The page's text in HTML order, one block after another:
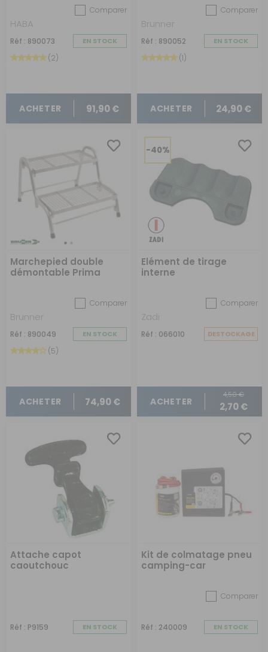
Comparer
HABA
Réf : 890073 EN STOCK
(2)
ACHETER 91,90 €
Comparer
Brunner
Réf : 890052 EN STOCK
(1)
ACHETER 24,90 €
Marchepied double
démontable Prima
Comparer
Brunner
Réf : 890049 EN STOCK
(5)
ACHETER 74,90 €
-40%
Elément de tirage
interne
Comparer
Zadi
Réf : 066010 DESTOCKAGE
ACHETER
4,50 €
2,70 €
Attache capot
caoutchouc
Réf : P9159 EN STOCK
Kit de colmatage pneu
camping-car
Comparer
Réf : 240009 EN STOCK